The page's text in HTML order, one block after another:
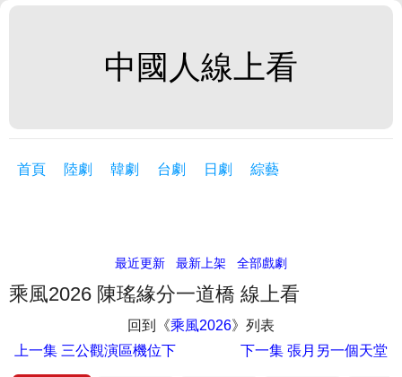
中國人線上看
首頁 陸劇 韓劇 台劇 日劇 綜藝
最近更新 最新上架 全部戲劇
乘風2026 陳瑤緣分一道橋 線上看
回到《乘風2026》列表
上一集 三公觀演區機位下 下一集張月另一個天堂